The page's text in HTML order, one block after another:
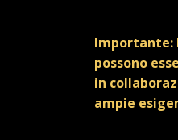
Importante:
possono
in
ampie